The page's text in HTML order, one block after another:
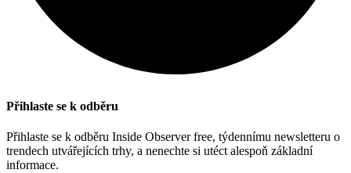
Přihlaste se k odběru
Přihlaste se k odběru Inside Observer free, týdennímu newsletteru o
trendech utvářejících trhy, a nenechte si utéct alespoň základní
informace.